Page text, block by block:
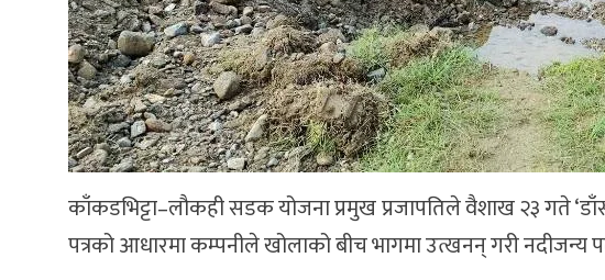
काँकडभिट्टा–लौकही सडक योजना प्रमुख प्रजापतिले वैशाख २३ गते ‘डाँस
पत्रको आधारमा कम्पनीले खोलाको बीच भागमा उत्खनन् गरी नदीजन्य